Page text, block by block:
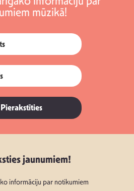
mūzikā!
Pierakstīties
jaunumiem!
informāciju par notikumiem